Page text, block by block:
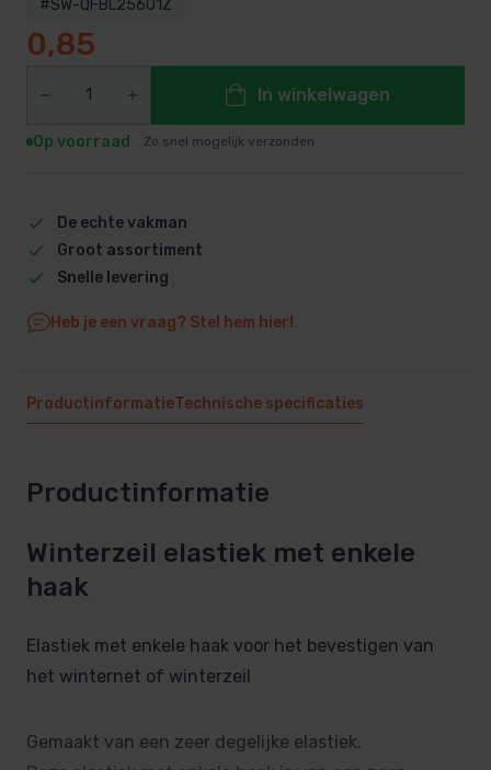
#SW-QFBL25601Z
0,85
In winkelwagen
Op voorraad Zo snel mogelijk verzonden
De echte vakman
Groot assortiment
Snelle levering
Heb je een vraag? Stel hem hier!
ProductinformatieTechnische specificaties
Productinformatie
Winterzeil elastiek met enkele
haak
Elastiek met enkele haak voor het bevestigen van
het winternet of winterzeil
Gemaakt van een zeer degelijke elastiek.